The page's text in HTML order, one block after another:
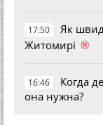
17:50
Як
Житомирі ®
16:46
Когда
она нужна?